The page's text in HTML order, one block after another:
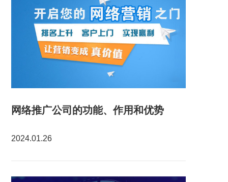
网络推广公司的功能、作用和优势
2024.01.26